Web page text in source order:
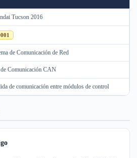
Tucson 2016
de Comunicación de Red
Comunicación CAN
de comunicación entre módulos de control